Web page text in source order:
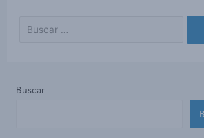
Buscar